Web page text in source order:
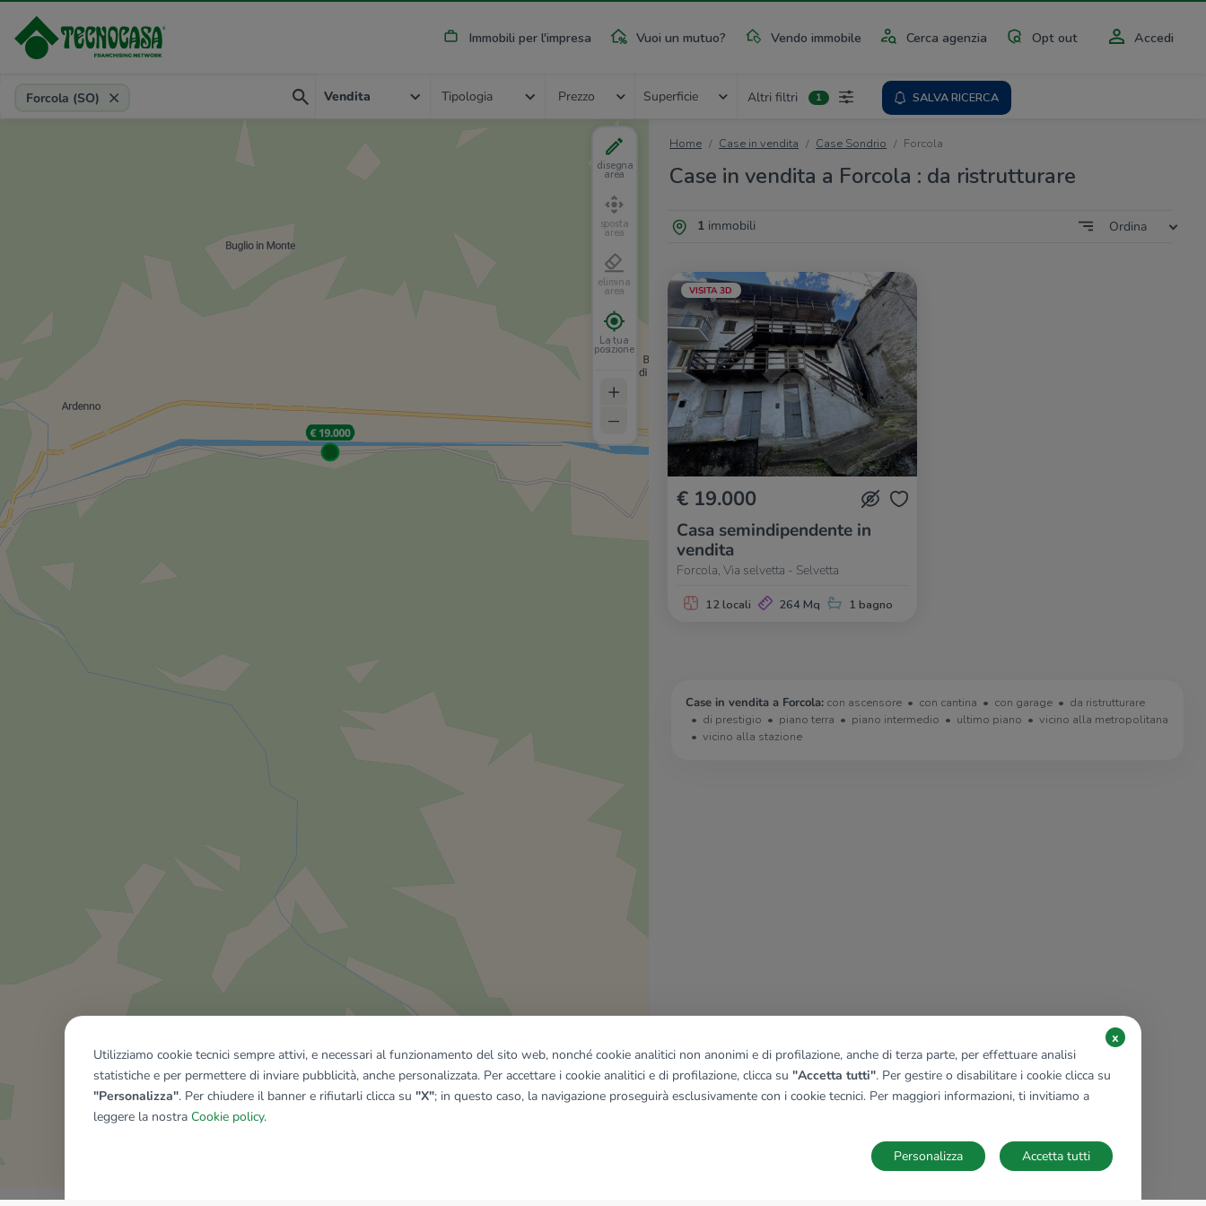
Immobili per l'impresa Vuoi un mutuo? Vendo immobile Cerca agenzia Opt out Accedi
Provincia, comune, zona, riferimento
Forcola (SO) Vendita Tipologia Prezzo Superficie Altri filtri 1 SALVA RICERCA
Home Case in vendita Case Sondrio Forcola
Case in vendita a Forcola : da ristrutturare
1immobili Ordina
VISITA 3D
€ 19.000
Casa semindipendente in
vendita
Forcola, Via selvetta - Selvetta
12 locali 264 Mq 1 bagno
Case in vendita a Forcola: con ascensore con cantina con garage
da ristrutturare
di prestigio
piano terra piano intermedio ultimo piano
vicino alla metropolitana
vicino alla stazione
disegna
area
sposta
area
elimina
area
La tua
posizione
+
–
Mostra tutti gli immobili del riquadro
Utilizziamo cookie tecnici sempre attivi, e necessari al funzionamento del sito web, nonché cookie analitici non anonimi e di profilazione, anche di terza parte, per effettuare analisi
statistiche e per permettere di inviare pubblicità, anche personalizzata. Per accettare i cookie analitici e di profilazione, clicca su "Accetta tutti". Per gestire o disabilitare i cookie clicca su
"Personalizza". Per chiudere il banner e rifiutarli clicca su "X"; in questo caso, la navigazione proseguirà esclusivamente con i cookie tecnici. Per maggiori informazioni, ti invitiamo a
leggere la nostra Cookie policy.
x
Accetta tutti
Personalizza